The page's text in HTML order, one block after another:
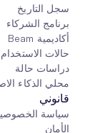
سجل التاريخ
برنامج الشركاء
أكاديمية Beam
حالات الاستخدام
دراسات حالة
محلي الذكاء
قانوني
سياسة
الأمان